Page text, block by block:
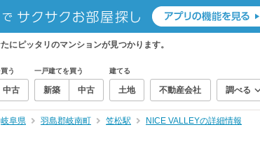
にピッタリのマンションが見つかります。
う
中古
一戸建てを買う
新築 中古
建てる
土地 不動産会社 調べる
岐阜県 羽島郡岐南町 笠松駅 NICE VALLEYの詳細情報